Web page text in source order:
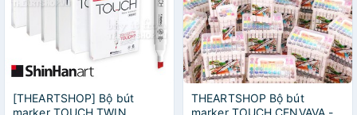
[THEARTSHOP] Bộ bút
marker TOUCH TWIN
THEARTSHOP Bộ bút
marker TOUCH CENVAVA -